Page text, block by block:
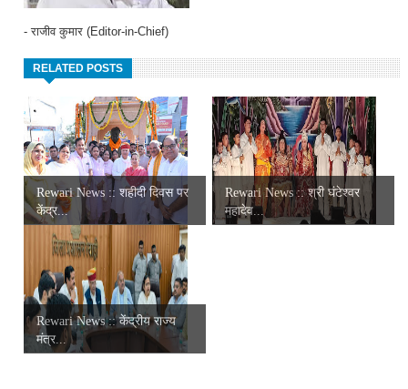
- राजीव कुमार (Editor-in-Chief)
RELATED POSTS
Rewari News :: शहीदी दिवस पर
केंद्र...
Rewari News :: श्री घंटेश्वर
महादेव...
Rewari News :: केंद्रीय राज्य
मंत्र...